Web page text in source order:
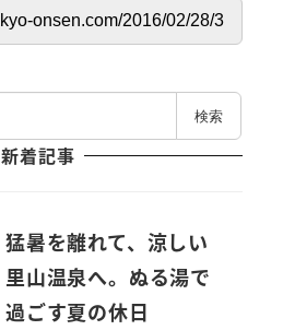
検索
新着記事
猛暑を離れて、涼しい
里山温泉へ。ぬる湯で
過ごす夏の休日